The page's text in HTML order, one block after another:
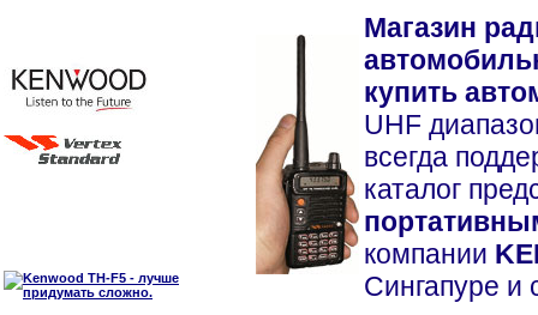
Магазин
купить
UHF
всегда
каталог
компании
Сингапуре и